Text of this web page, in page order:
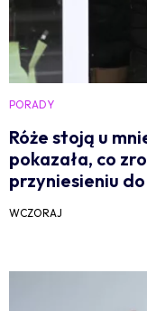
PORADY
Róże stoją u
pokazała, co
przyniesieniu
WCZORAJ